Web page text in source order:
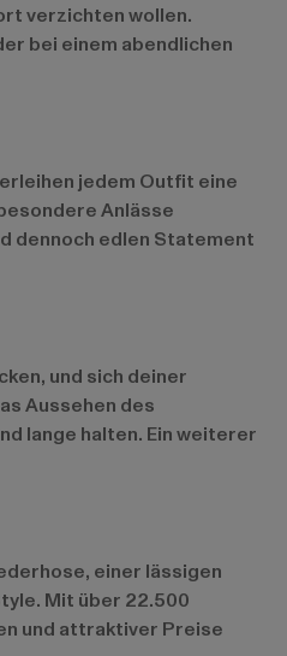
verzichten wollen.
bei einem abendlichen
jedem Outfit eine
Anlässe
dennoch edlen Statement
und sich deiner
Aussehen des
lange halten. Ein weiterer
einer lässigen
Mit über 22.500
und attraktiver Preise